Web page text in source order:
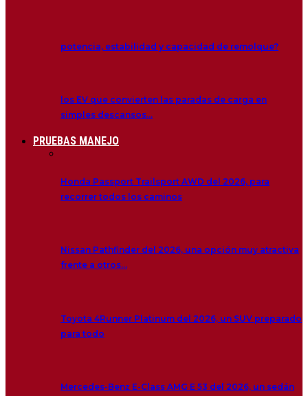
potencia, estabilidad y capacidad de remolque?
los EV que convierten las paradas de carga en
simples descansos…
PRUEBAS MANEJO
Honda Passport Trailsport AWD del 2026, para
recorrer todos los caminos
Nissan Pathfinder del 2026, una opción muy atractiva
frente a otros…
Toyota 4Runner Platinum del 2026, un SUV preparado
para todo
Mercedes-Benz E-Class AMG E 53 del 2026, un sedán